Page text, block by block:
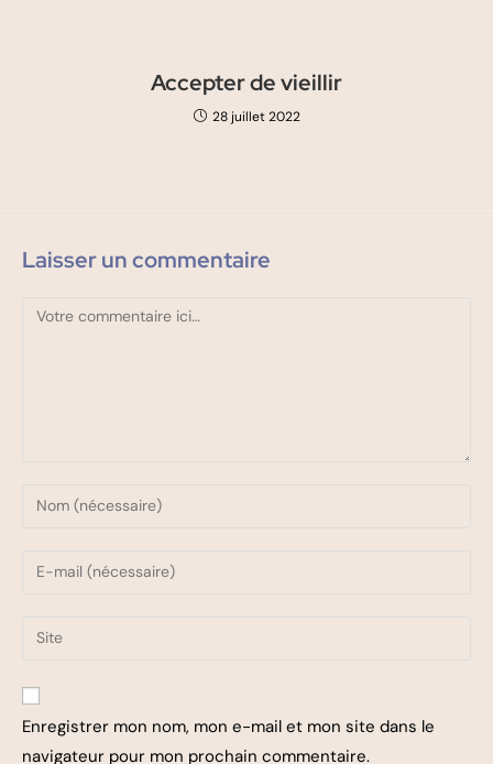
Accepter de vieillir
28 juillet 2022
Laisser un commentaire
Enregistrer mon nom, mon e-mail et mon site dans le
navigateur pour mon prochain commentaire.